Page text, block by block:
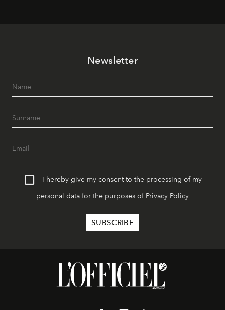
Newsletter
I hereby give my consent to the processing of my
personal data for the purposes of Privacy Policy